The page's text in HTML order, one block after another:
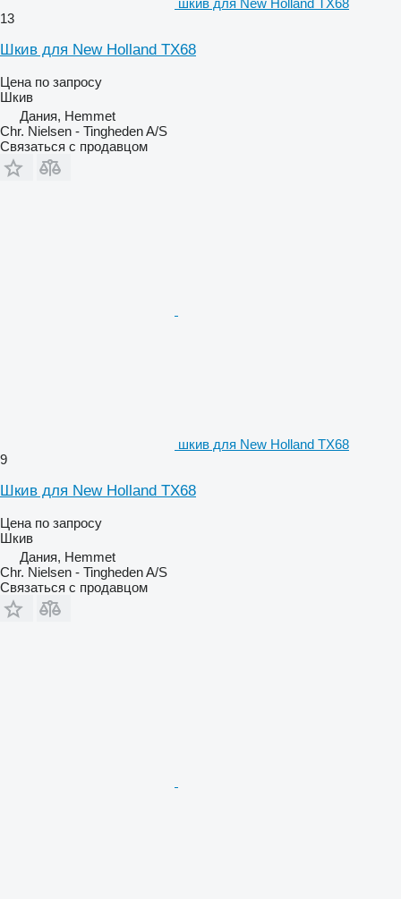
шкив для New Holland TX68
13
Шкив для New Holland TX68
Цена по запросу
Шкив
Дания, Hemmet
Chr. Nielsen - Tingheden A/S
Связаться с продавцом
шкив для New Holland TX68
9
Шкив для New Holland TX68
Цена по запросу
Шкив
Дания, Hemmet
Chr. Nielsen - Tingheden A/S
Связаться с продавцом